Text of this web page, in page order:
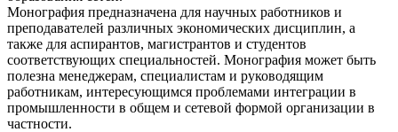
Монография предназначена для научных работников и
преподавателей различных экономических дисциплин, а
также для аспирантов, магистрантов и студентов
соответствующих специальностей. Монография может быть
полезна менеджерам, специалистам и руководящим
работникам, интересующимся проблемами интеграции в
промышленности в общем и сетевой формой организации в
частности.